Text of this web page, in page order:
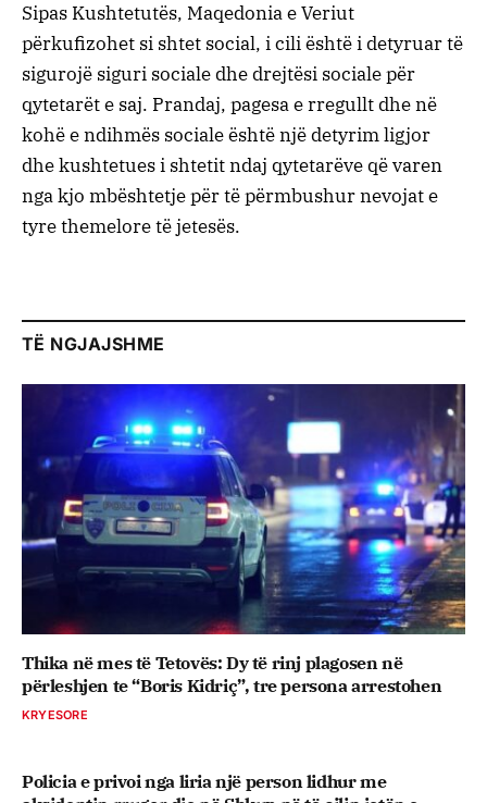
Sipas Kushtetutës, Maqedonia e Veriut
përkufizohet si shtet social, i cili është i detyruar të
sigurojë siguri sociale dhe drejtësi sociale për
qytetarët e saj. Prandaj, pagesa e rregullt dhe në
kohë e ndihmës sociale është një detyrim ligjor
dhe kushtetues i shtetit ndaj qytetarëve që varen
nga kjo mbështetje për të përmbushur nevojat e
tyre themelore të jetesës.
TË NGJAJSHME
Thika në mes të Tetovës: Dy të rinj plagosen në
përleshjen te “Boris Kidriç”, tre persona arrestohen
KRYESORE
Policia e privoi nga liria një person lidhur me